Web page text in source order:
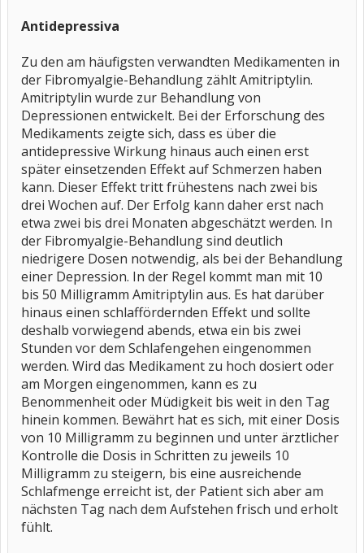
Antidepressiva
Zu den am häufigsten verwandten Medikamenten in
der Fibromyalgie-Behandlung zählt Amitriptylin.
Amitriptylin wurde zur Behandlung von
Depressionen entwickelt. Bei der Erforschung des
Medikaments zeigte sich, dass es über die
antidepressive Wirkung hinaus auch einen erst
später einsetzenden Effekt auf Schmerzen haben
kann. Dieser Effekt tritt frühestens nach zwei bis
drei Wochen auf. Der Erfolg kann daher erst nach
etwa zwei bis drei Monaten abgeschätzt werden. In
der Fibromyalgie-Behandlung sind deutlich
niedrigere Dosen notwendig, als bei der Behandlung
einer Depression. In der Regel kommt man mit 10
bis 50 Milligramm Amitriptylin aus. Es hat darüber
hinaus einen schlaffördernden Effekt und sollte
deshalb vorwiegend abends, etwa ein bis zwei
Stunden vor dem Schlafengehen eingenommen
werden. Wird das Medikament zu hoch dosiert oder
am Morgen eingenommen, kann es zu
Benommenheit oder Müdigkeit bis weit in den Tag
hinein kommen. Bewährt hat es sich, mit einer Dosis
von 10 Milligramm zu beginnen und unter ärztlicher
Kontrolle die Dosis in Schritten zu jeweils 10
Milligramm zu steigern, bis eine ausreichende
Schlafmenge erreicht ist, der Patient sich aber am
nächsten Tag nach dem Aufstehen frisch und erholt
fühlt.